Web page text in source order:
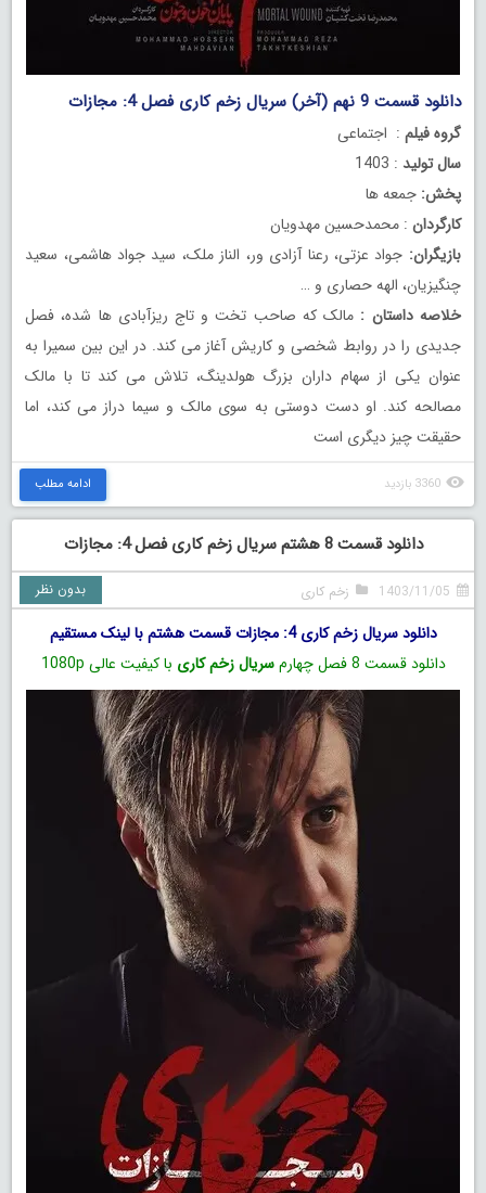
دانلود قسمت 9 نهم (آخر) سریال زخم کاری فصل 4: مجازات
گروه فیلم : اجتماعی
سال تولید : 1403
پخش: جمعه ها
کارگردان : محمدحسین مهدویان
بازیگران: جواد عزتی، رعنا آزادی ور، الناز ملک، سید جواد هاشمی، سعید
چنگیزیان، الهه حصاری و …
خلاصه داستان : مالک که صاحب تخت و تاج ریزآبادی ها شده، فصل
جدیدی را در روابط شخصی و کاریش آغاز می کند. در این بین سمیرا به
عنوان یکی از سهام داران بزرگ هولدینگ، تلاش می کند تا با مالک
مصالحه کند. او دست دوستی به سوی مالک و سیما دراز می کند، اما
حقیقت چیز دیگری است
3360 بازدید ادامه مطلب
دانلود قسمت 8 هشتم سریال زخم کاری فصل 4: مجازات
1403/11/05 زخم کاری بدون نظر
دانلود سریال زخم کاری 4: مجازات قسمت هشتم با لینک مستقیم
دانلود قسمت 8 فصل چهارم
سریال زخم کاری با کیفیت عالی 1080p